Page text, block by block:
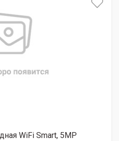
WiFi Smart, 5MP